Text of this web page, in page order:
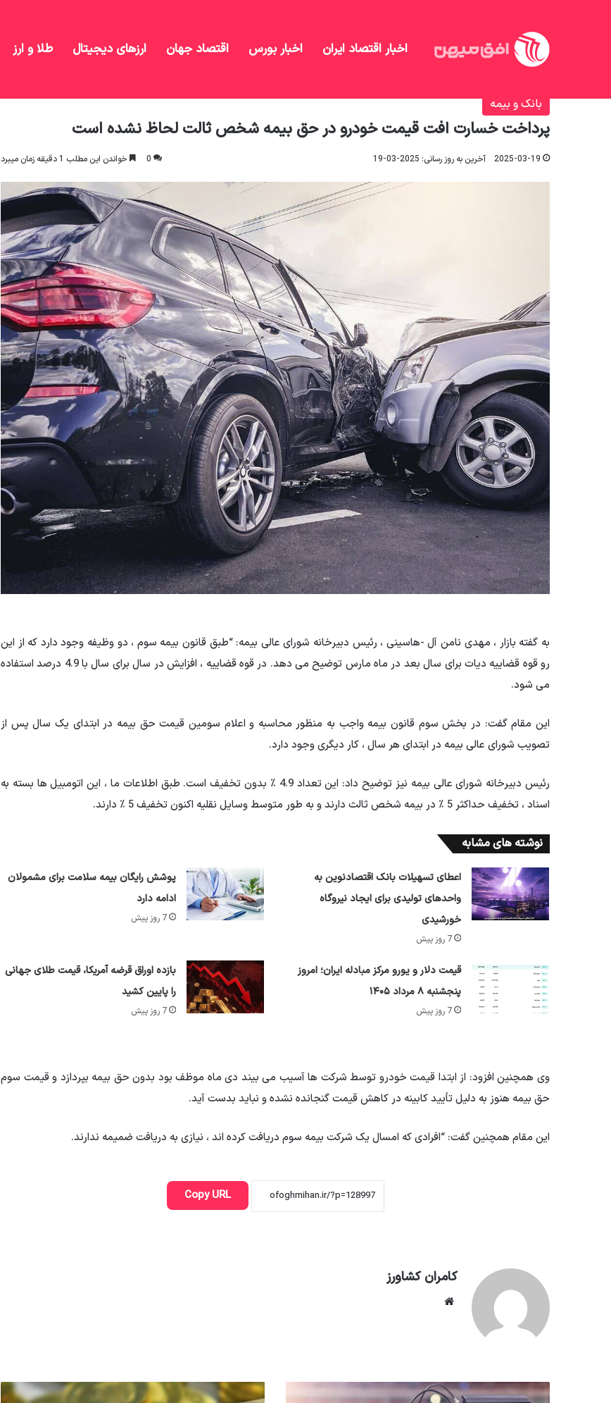
اخبار اقتصاد ایران اخبار بورس اقتصاد جهان ارزهای دیجیتال طلا و ارز
افق میهن
بانک و بیمه
پرداخت خسارت افت قیمت خودرو در حق بیمه شخص ثالت لحاظ نشده است
2025-03-19 آخرین به روز رسانی: 2025-03-19 0 خواندن این مطلب 1 دقیقه زمان میبرد
به گفته بازار ، مهدی نامن آل -هاسینی ، رئیس دبیرخانه شورای عالی بیمه: “طبق قانون بیمه سوم ، دو وظیفه وجود دارد که از این
رو قوه قضاییه دیات برای سال بعد در ماه مارس توضیح می دهد. در قوه قضاییه ، افزایش در سال برای سال با 4.9 درصد استفاده
می شود.
این مقام گفت: در بخش سوم قانون بیمه واجب به منظور محاسبه و اعلام سومین قیمت حق بیمه در ابتدای یک سال پس از
تصویب شورای عالی بیمه در ابتدای هر سال ، کار دیگری وجود دارد.
رئیس دبیرخانه شورای عالی بیمه نیز توضیح داد: این تعداد 4.9 ٪ بدون تخفیف است. طبق اطلاعات ما ، این اتومبیل ها بسته به
اسناد ، تخفیف حداکثر 5 ٪ در بیمه شخص ثالث دارند و به طور متوسط ​​وسایل نقلیه اکنون تخفیف 5 ٪ دارند.
نوشته های مشابه
اعطای تسهیلات بانک اقتصادنوین به
واحدهای تولیدی برای ایجاد نیروگاه
خورشیدی
7 روز پیش
پوشش رایگان بیمه سلامت برای مشمولان
ادامه دارد
7 روز پیش
قیمت دلار و یورو مرکز مبادله ایران؛ امروز
پنجشنبه ۸ مرداد ۱۴۰۵
7 روز پیش
بازده اوراق قرضه آمریکا، قیمت طلای جهانی
را پایین کشید
7 روز پیش
وی همچنین افزود: از ابتدا قیمت خودرو توسط شرکت ها آسیب می بیند دی ماه موظف بود بدون حق بیمه بپردازد و قیمت سوم
حق بیمه هنوز به دلیل تأیید کابینه در کاهش قیمت گنجانده نشده و نباید بدست آید.
این مقام همچنین گفت: “افرادی که امسال یک شرکت بیمه سوم دریافت کرده اند ، نیازی به دریافت ضمیمه ندارند.
Copy URL
کامران کشاورز